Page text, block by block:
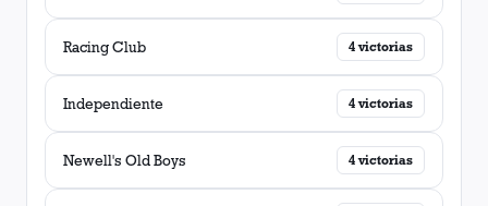
Racing Club 4 victorias
Independiente 4 victorias
Newell's Old Boys 4 victorias